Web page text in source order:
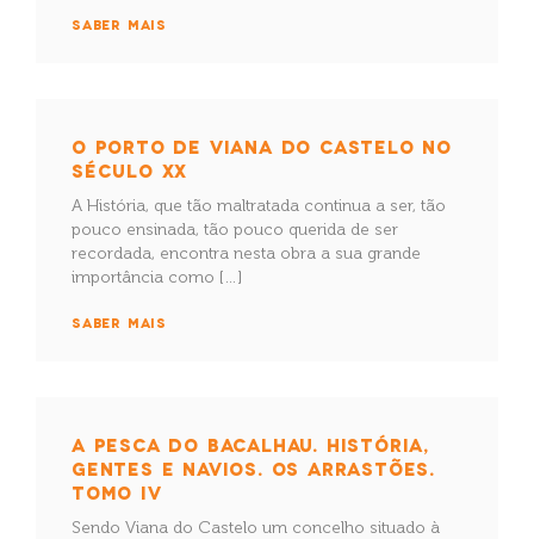
SABER MAIS
O PORTO DE VIANA DO CASTELO NO
SÉCULO XX
A História, que tão maltratada continua a ser, tão
pouco ensinada, tão pouco querida de ser
recordada, encontra nesta obra a sua grande
importância como […]
SABER MAIS
A PESCA DO BACALHAU. HISTÓRIA,
GENTES E NAVIOS. OS ARRASTÕES.
TOMO IV
Sendo Viana do Castelo um concelho situado à